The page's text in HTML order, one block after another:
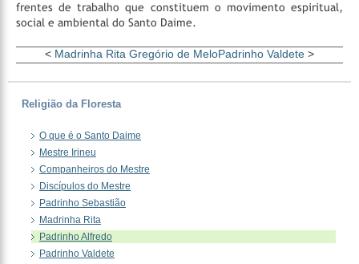
frentes de trabalho que constituem o movimento espiritual,
social e ambiental do Santo Daime.
< Madrinha Rita Gregório de MeloPadrinho Valdete >
Religião da Floresta
O que é o Santo Daime
Mestre Irineu
Companheiros do Mestre
Discípulos do Mestre
Padrinho Sebastião
Madrinha Rita
Padrinho Alfredo
Padrinho Valdete